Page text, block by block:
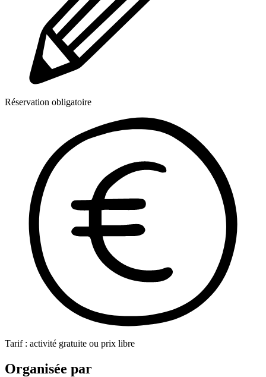
Réservation obligatoire
Tarif : activité gratuite ou prix libre
Organisée par